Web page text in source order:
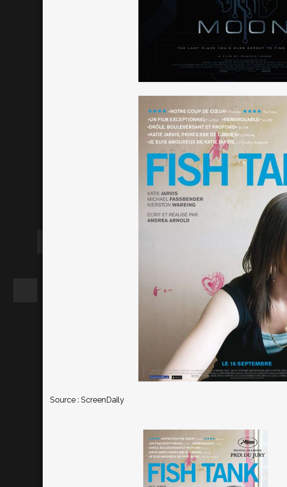
Source : ScreenDaily